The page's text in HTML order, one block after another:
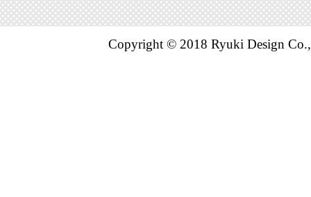
Copyright © 2018 Ryuki Design